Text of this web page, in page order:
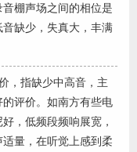
棚声场之间的相位是
缺少，失真大，丰满
，指缺少中高音，主
评价。如南方有些电
，低频段频响展宽，
量，在听觉上感到柔